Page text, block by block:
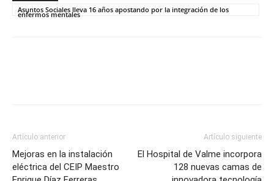
Asuntos Sociales lleva 16 años apostando por la integración de los
enfermos mentales
Artículo anterior
Mejoras en la instalación
eléctrica del CEIP Maestro
Artículo siguiente
El Hospital de Valme incorpora
128 nuevas camas de